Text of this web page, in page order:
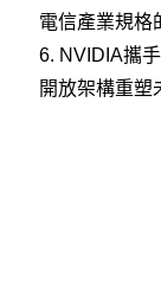
電信產業規格
6. NVIDIA攜
開放架構重塑